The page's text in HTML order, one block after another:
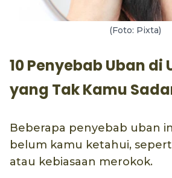
(Foto: Pixta)
10 Penyebab Uban di
yang Tak Kamu
Beberapa penyebab uban
belum kamu ketahui,
atau kebiasaan merokok.